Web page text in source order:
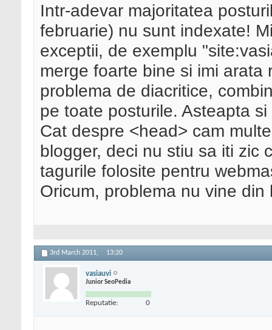
Intr-adevar majoritatea
februarie) nu sunt indexate!
exceptii, de exemplu
merge foarte bine si imi
problema de diacritice,
pe toate posturile. Asteapta
Cat despre <head> cam
blogger, deci nu stiu sa iti zic
tagurile folosite pentru
Oricum, problema nu vine
3rd March 2011, 13:20
vasiauvi
Junior SeoPedia
Reputatie: 0